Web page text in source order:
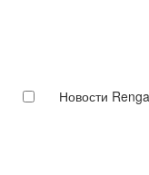
Новости Renga